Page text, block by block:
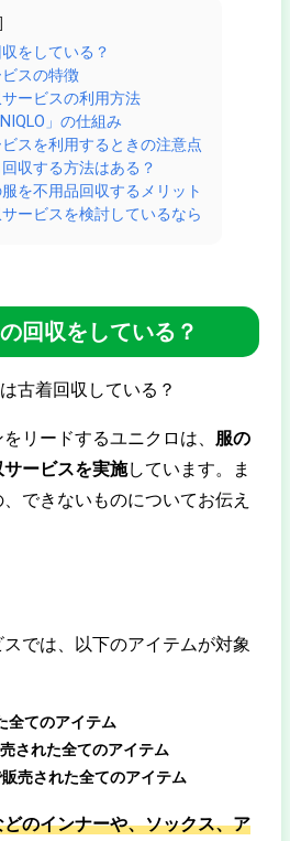
をしている？
スの特徴
ービスの利用方法
」の仕組み
スを利用するときの注意点
収する方法はある？
を不用品回収するメリット
ービスを検討しているなら
回収をしている？
リードするユニクロは、 服の
ービスを実施しています。ま
できないものについてお伝え
では、以下のアイテムが対象
全てのアイテム
された全てのアイテム
売された全てのアイテム
のインナーや、ソックス、ア